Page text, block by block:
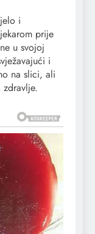
i
prije
u svojoj
i
na slici, ali
zdravlje.